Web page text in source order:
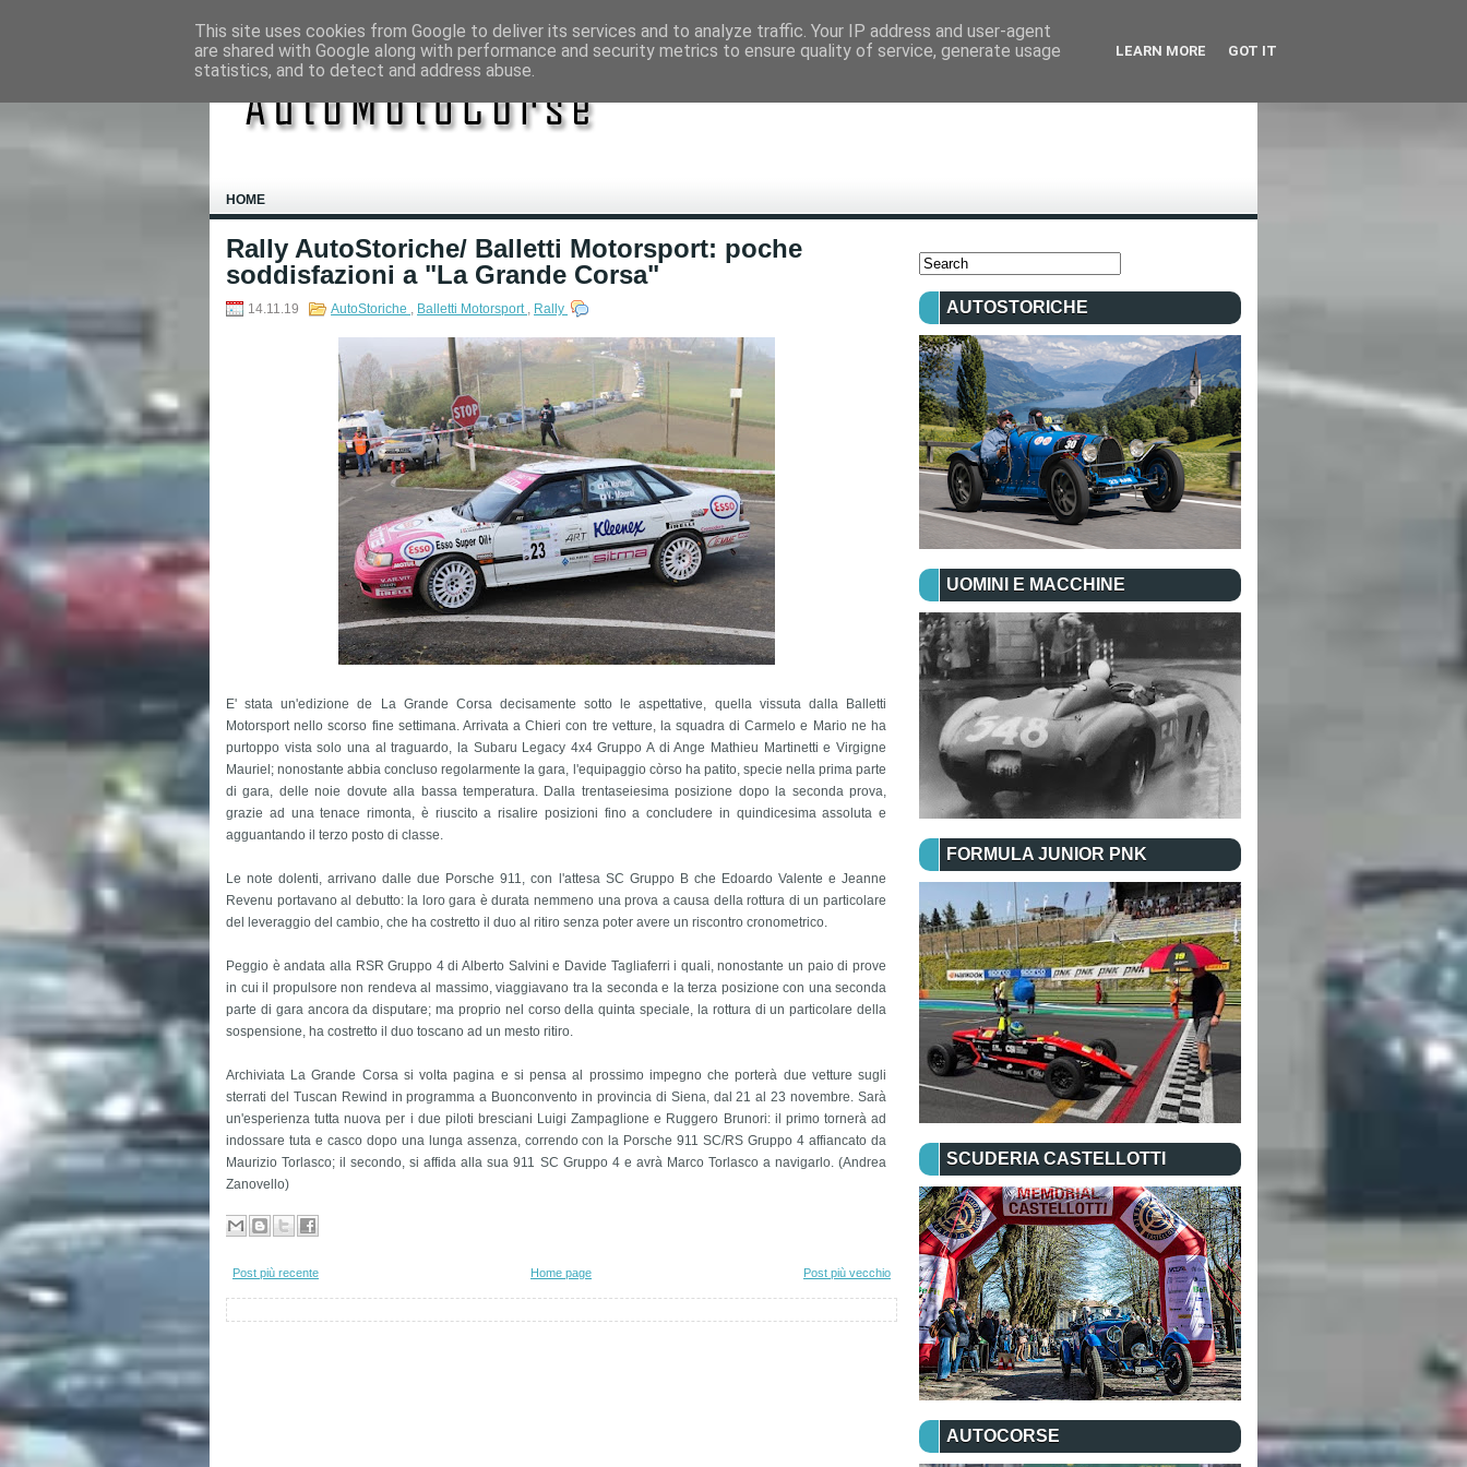
HOME
Rally AutoStoriche/ Balletti Motorsport: poche
soddisfazioni a "La Grande Corsa"
14.11.19 AutoStoriche , Balletti Motorsport , Rally
E' stata un'edizione de La Grande Corsa decisamente sotto le aspettative, quella vissuta dalla Balletti
Motorsport nello scorso fine settimana. Arrivata a Chieri con tre vetture, la squadra di Carmelo e Mario ne ha
purtoppo vista solo una al traguardo, la Subaru Legacy 4x4 Gruppo A di Ange Mathieu Martinetti e Virgigne
Mauriel; nonostante abbia concluso regolarmente la gara, l'equipaggio còrso ha patito, specie nella prima parte
di gara, delle noie dovute alla bassa temperatura. Dalla trentaseiesima posizione dopo la seconda prova,
grazie ad una tenace rimonta, è riuscito a risalire posizioni fino a concludere in quindicesima assoluta e
agguantando il terzo posto di classe.
Le note dolenti, arrivano dalle due Porsche 911, con l'attesa SC Gruppo B che Edoardo Valente e Jeanne
Revenu portavano al debutto: la loro gara è durata nemmeno una prova a causa della rottura di un particolare
del leveraggio del cambio, che ha costretto il duo al ritiro senza poter avere un riscontro cronometrico.
Peggio è andata alla RSR Gruppo 4 di Alberto Salvini e Davide Tagliaferri i quali, nonostante un paio di prove
in cui il propulsore non rendeva al massimo, viaggiavano tra la seconda e la terza posizione con una seconda
parte di gara ancora da disputare; ma proprio nel corso della quinta speciale, la rottura di un particolare della
sospensione, ha costretto il duo toscano ad un mesto ritiro.
Archiviata La Grande Corsa si volta pagina e si pensa al prossimo impegno che porterà due vetture sugli
sterrati del Tuscan Rewind in programma a Buonconvento in provincia di Siena, dal 21 al 23 novembre. Sarà
un'esperienza tutta nuova per i due piloti bresciani Luigi Zampaglione e Ruggero Brunori: il primo tornerà ad
indossare tuta e casco dopo una lunga assenza, correndo con la Porsche 911 SC/RS Gruppo 4 affiancato da
Maurizio Torlasco; il secondo, si affida alla sua 911 SC Gruppo 4 e avrà Marco Torlasco a navigarlo. (Andrea
Zanovello)
Post più recente Post più vecchio
Home page
AUTOSTORICHE
UOMINI E MACCHINE
FORMULA JUNIOR PNK
SCUDERIA CASTELLOTTI
AUTOCORSE
This site uses cookies from Google to deliver its services and to analyze traffic. Your IP address and user-agent
are shared with Google along with performance and security metrics to ensure quality of service, generate usage
statistics, and to detect and address abuse.
LEARN MORE GOT IT